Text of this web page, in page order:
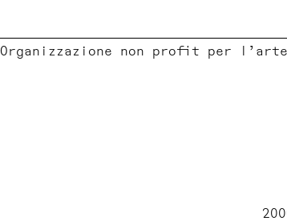
Organizzazione non profit per l’arte